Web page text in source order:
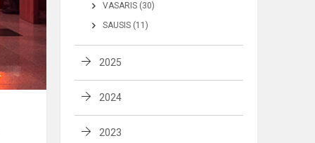
VASARIS (30)
SAUSIS (11)
2025
2024
2023